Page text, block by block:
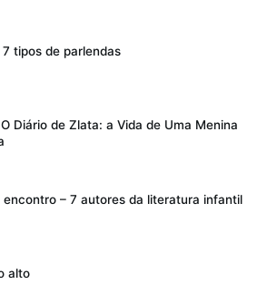
tipos de parlendas
Diário de Zlata: a Vida de Uma Menina
encontro – 7 autores da literatura infantil
alto